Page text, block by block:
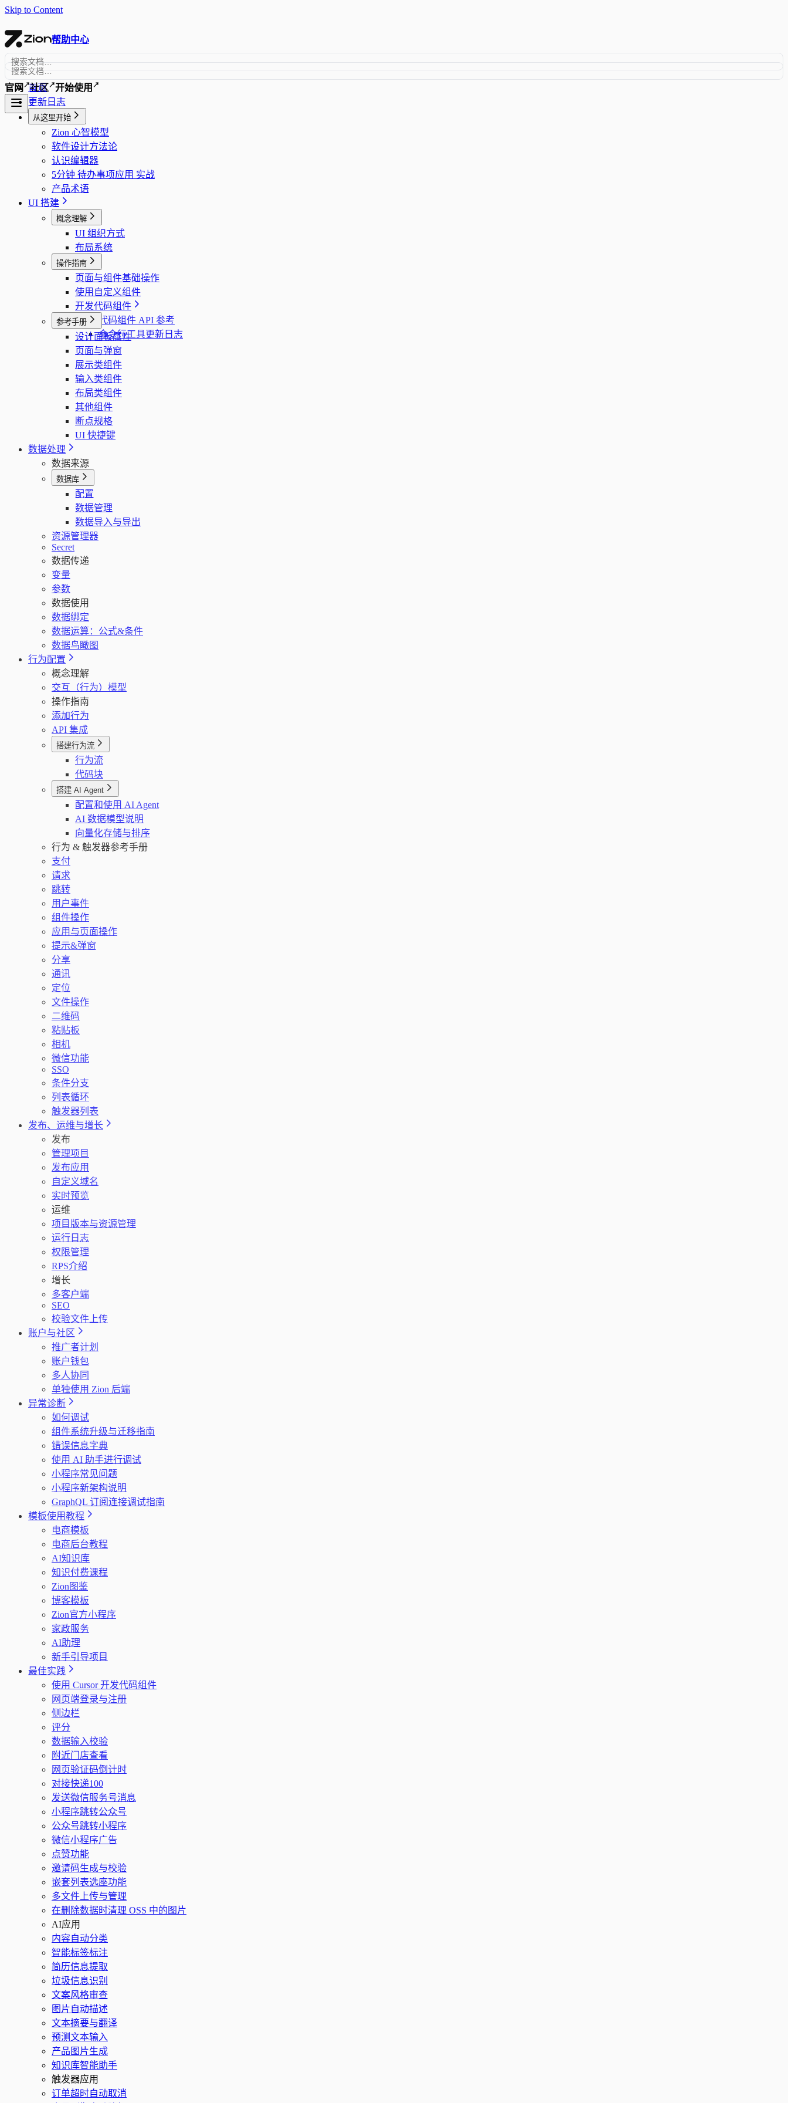
Skip to Content
帮助中心
官网 ↗社区↗开始使用 ↗
首页
更新日志
从这里开始
Zion 心智模型
软件设计方法论
认识编辑器
5分钟 待办事项应用 实战
产品术语
UI 搭建
概念理解
UI 组织方式
布局系统
操作指南
页面与组件基础操作
使用自定义组件
开发代码组件
代码组件 API 参考
命令行工具更新日志
参考手册
设计面板属性
页面与弹窗
展示类组件
输入类组件
布局类组件
其他组件
断点规格
UI 快捷键
数据处理
数据来源
数据库
配置
数据管理
数据导入与导出
资源管理器
Secret
数据传递
变量
参数
数据使用
数据绑定
数据运算：公式&条件
数据鸟瞰图
行为配置
概念理解
交互（行为）模型
操作指南
添加行为
API 集成
搭建行为流
行为流
代码块
搭建 AI Agent
配置和使用 AI Agent
AI 数据模型说明
向量化存储与排序
行为 & 触发器参考手册
支付
请求
跳转
用户事件
组件操作
应用与页面操作
提示&弹窗
分享
通讯
定位
文件操作
二维码
粘贴板
相机
微信功能
SSO
条件分支
列表循环
触发器列表
发布、运维与增长
发布
管理项目
发布应用
自定义域名
实时预览
运维
项目版本与资源管理
运行日志
权限管理
RPS介绍
增长
多客户端
SEO
校验文件上传
账户与社区
推广者计划
账户钱包
多人协同
单独使用 Zion 后端
异常诊断
如何调试
组件系统升级与迁移指南
错误信息字典
使用 AI 助手进行调试
小程序常见问题
小程序新架构说明
GraphQL 订阅连接调试指南
模板使用教程
电商模板
电商后台教程
AI知识库
知识付费课程
Zion图鉴
博客模板
Zion官方小程序
家政服务
AI助理
新手引导项目
最佳实践
使用 Cursor 开发代码组件
网页端登录与注册
侧边栏
评分
数据输入校验
附近门店查看
网页验证码倒计时
对接快递100
发送微信服务号消息
小程序跳转公众号
公众号跳转小程序
微信小程序广告
点赞功能
邀请码生成与校验
嵌套列表选座功能
多文件上传与管理
在删除数据时清理 OSS 中的图片
AI应用
内容自动分类
智能标签标注
简历信息提取
垃圾信息识别
文案风格审查
图片自动描述
文本摘要与翻译
预测文本输入
产品图片生成
知识库智能助手
触发器应用
订单超时自动取消